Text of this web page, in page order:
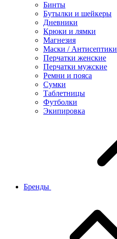
Бинты
Бутылки и шейкеры
Дневники
Крюки и лямки
Магнезия
Маски / Антисептики
Перчатки женские
Перчатки мужские
Ремни и пояса
Сумки
Таблетницы
Футболки
Экипировка
Бренды